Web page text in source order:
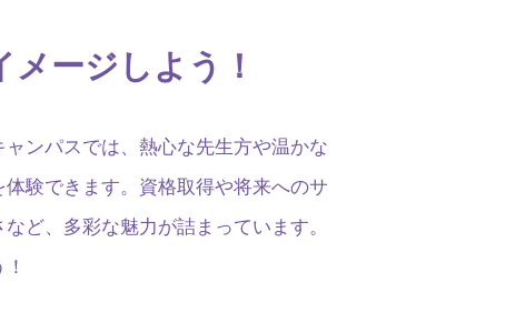
ージしよう！
ンパスでは、熱心な先生方や温かな
験できます。資格取得や将来へのサ
ど、多彩な魅力が詰まっています。